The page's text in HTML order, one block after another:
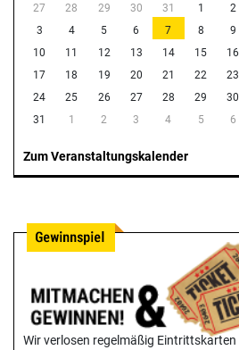
27
28 29 30 31 1
2
3
4 5 6 7 8
9
10
11 12 13 14 15
16
17
18 19 20 21 22
23
24
25 26 27 28 29
30
31
1 2 3 4 5 6
Zum Veranstaltungskalender
Wir verlosen regelmäßig Eintrittskarten